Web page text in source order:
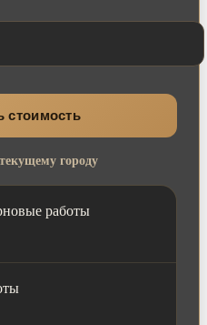
стоимость
городу
работы